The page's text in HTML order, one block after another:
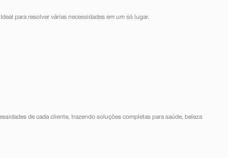
para resolver várias necessidades em um só lugar.
de cada cliente, trazendo soluções completas para saúde, beleza